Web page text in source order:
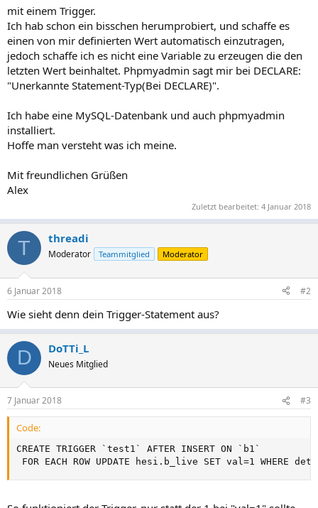
mit einem Trigger.
Ich hab schon ein bisschen herumprobiert, und schaffe es
einen von mir definierten Wert automatisch einzutragen,
jedoch schaffe ich es nicht eine Variable zu erzeugen die den
letzten Wert beinhaltet. Phpmyadmin sagt mir bei DECLARE:
"Unerkannte Statement-Typ(Bei DECLARE)".
Ich habe eine MySQL-Datenbank und auch phpmyadmin
installiert.
Hoffe man versteht was ich meine.
Mit freundlichen Grüßen
Alex
Zuletzt bearbeitet: 4 Januar 2018
T threadi
Moderator Teammitglied Moderator
6 Januar 2018 #2
Wie sieht denn dein Trigger-Statement aus?
D DoTTi_L
Neues Mitglied
7 Januar 2018 #3
Code:
CREATE TRIGGER `test1` AFTER INSERT ON `b1`
FOR EACH ROW UPDATE hesi.b_live SET val=1 WHERE